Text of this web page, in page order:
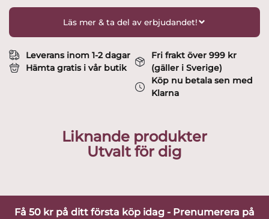
Läs mer & ta del av erbjudandet!
Leverans inom 1-2 dagar
Hämta gratis i vår butik
Fri frakt över 999 kr
(gäller i Sverige)
Köp nu betala sen med
Klarna
Liknande produkter
Utvalt för dig
Få 50 kr på ditt första köp idag - Prenumerera på